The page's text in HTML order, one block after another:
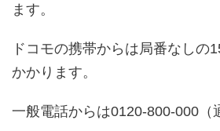
ます。
ドコモの携帯からは局番なしの
かかります。
一般電話からは0120-800-000（